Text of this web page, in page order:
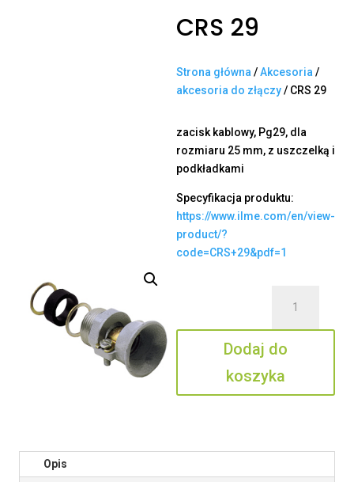
CRS 29
Strona główna /Akcesoria /
akcesoria do złączy/ CRS 29
zacisk kablowy, Pg29, dla
rozmiaru 25 mm, z uszczelką i
podkładkami
Specyfikacja produktu:
https://www.ilme.com/en/view-
product/?
code=CRS+29&pdf=1
29
Dodaj do
koszyka
Opis